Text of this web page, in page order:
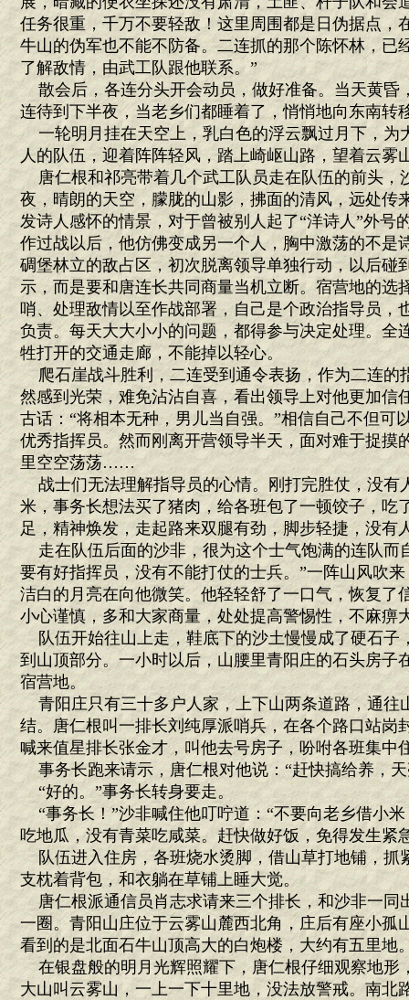
任务很重，千万不要轻敌！这里周围都是日伪据点，
牛山的伪军也不能不防备。二连抓的那个陈怀林，已
了解敌情，由武工队跟他联系。”
散会后，各连分头开会动员，做好准备。当天黄昏
连待到下半夜，当老乡们都睡着了，悄悄地向东南转
一轮明月挂在天空上，乳白色的浮云飘过月下，为
人的队伍，迎着阵阵轻风，踏上崎岖山路，望着云雾
唐仁根和祁亮带着几个武工队员走在队伍的前头，
夜，晴朗的天空，朦胧的山影，拂面的清风，远处
发诗人感怀的情景，对于曾被别人起了“洋诗人”外号
作过战以后，他仿佛变成另一个人，胸中激荡的不是
碉堡林立的敌占区，初次脱离领导单独行动，以后碰
示，而是要和唐连长共同商量当机立断。宿营地的选
哨、处理敌情以至作战部署，自己是个政治指导员，
负责。每天大大小小的问题，都得参与决定处理。全
牲打开的交通走廊，不能掉以轻心。
爬石崖战斗胜利，二连受到通令表扬，作为二连的
然感到光荣，难免沾沾自喜，看出领导上对他更加信
古话：“将相本无种，男儿当自强。”相信自己不但可
优秀指挥员。然而刚离开营领导半天，面对难于捉摸
里空空荡荡……
战士们无法理解指导员的心情。刚打完胜仗，没有
米，事务长想法买了猪肉，给各班包了一顿饺子，吃
足，精神焕发，走起路来双腿有劲，脚步轻捷，没有
走在队伍后面的沙非，很为这个士气饱满的连队而
要有好指挥员，没有不能打仗的士兵。”一阵山风吹
洁白的月亮在向他微笑。他轻轻舒了一口气，恢复了
小心谨慎，多和大家商量，处处提高警惕性，不麻痹
队伍开始往山上走，鞋底下的沙土慢慢成了硬石子
到山顶部分。一小时以后，山腰里青阳庄的石头房子
宿营地。
青阳庄只有三十多户人家，上下山两条道路，通往
结。唐仁根叫一排长刘纯厚派哨兵，在各个路口站岗
喊来值星排长张金才，叫他去号房子，吩咐各班集中
事务长跑来请示，唐仁根对他说：“赶快搞给养，天
“好的。”事务长转身要走。
“事务长！”沙非喊住他叮咛道：“不要向老乡借小
吃地瓜，没有青菜吃咸菜。赶快做好饭，免得发生紧
队伍进入住房，各班烧水烫脚，借山草打地铺，抓
支枕着背包，和衣躺在草铺上睡大觉。
唐仁根派通信员肖志求请来三个排长，和沙非一同
一圈。青阳山庄位于云雾山麓西北角，庄后有座小孤
看到的是北面石牛山顶高大的白炮楼，大约有五里地
在银盘般的明月光辉照耀下，唐仁根仔细观察地形
大山叫云雾山，一上一下十里地，没法放警戒。南北